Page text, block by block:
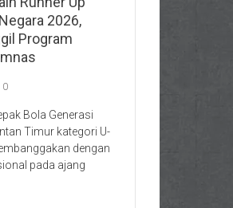
2026,
Program
0
Bola Generasi
Timur kategori U-
dengan
pada ajang